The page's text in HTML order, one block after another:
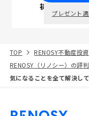
初回面談で
プレゼント
TOP RENOSY不動産投資
RENOSY（リノシー）の評
気になることを全て解決し